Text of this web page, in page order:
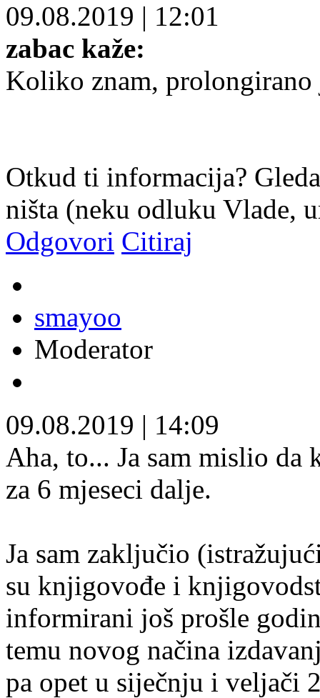
09.08.2019 | 12:01
zabac kaže:
Koliko znam, prolongirano
Otkud ti informacija?
ništa (neku odluku Vlade,
Odgovori Citiraj
smayoo
Moderator
09.08.2019 | 14:09
Aha, to... Ja sam mislio da
za 6 mjeseci dalje.
Ja sam zaključio
su knjigovođe i
informirani još prošle
temu novog načina
pa opet u siječnju i veljači